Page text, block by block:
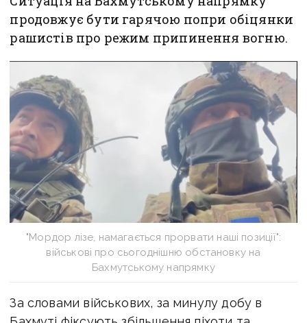
продовжує бути гарячою попри обіцянки
рашистів про режим припинення вогню.
"Мордор лізе, намагається прорвати наші позиції":
військові про сьогоднішню обстановку на
Бахмутському напрямку
За словами військових, за минулу добу в